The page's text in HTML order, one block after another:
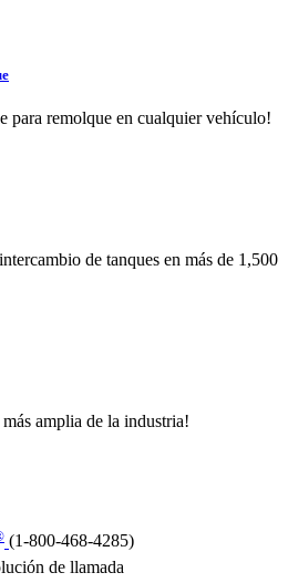
para remolque en cualquier vehículo!
de tanques en más de 1,500
amplia de la industria!
(1-800-468-4285)
de llamada